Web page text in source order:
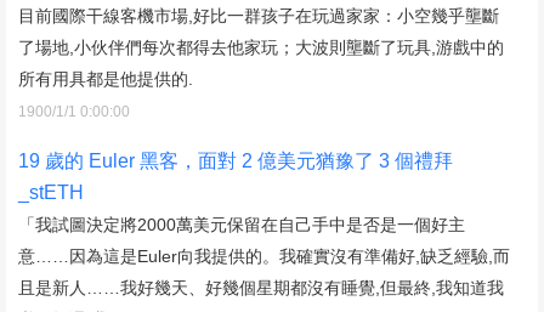
目前國際干線客機市場,好比一群孩子在玩過家家：小空幾乎壟斷
了場地,小伙伴們每次都得去他家玩；大波則壟斷了玩具,游戲中的
所有用具都是他提供的.
1900/1/1 0:00:00
19 歲的 Euler 黑客，面對 2 億美元猶豫了 3 個禮拜
_stETH
「我試圖決定將2000萬美元保留在自己手中是否是一個好主
意……因為這是Euler向我提供的。我確實沒有準備好,缺乏經驗,而
且是新人……我好幾天、好幾個星期都沒有睡覺,但最終,我知道我